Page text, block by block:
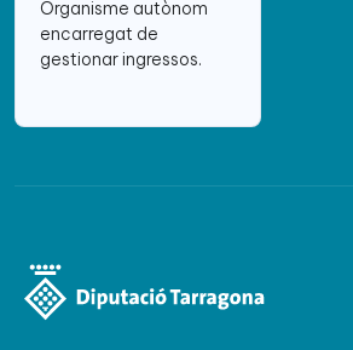
Organisme autònom
encarregat de
gestionar ingressos.